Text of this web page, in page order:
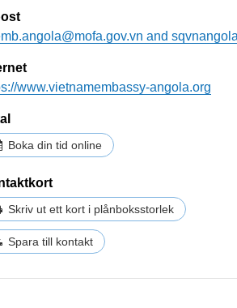
and
www.vietnamembassy-angola.org​
Boka din tid online
Skriv ut ett kort i plånboksstorlek
Spara till kontakt